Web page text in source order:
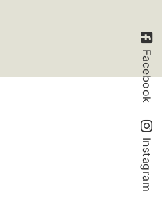
Facebook
Instagram